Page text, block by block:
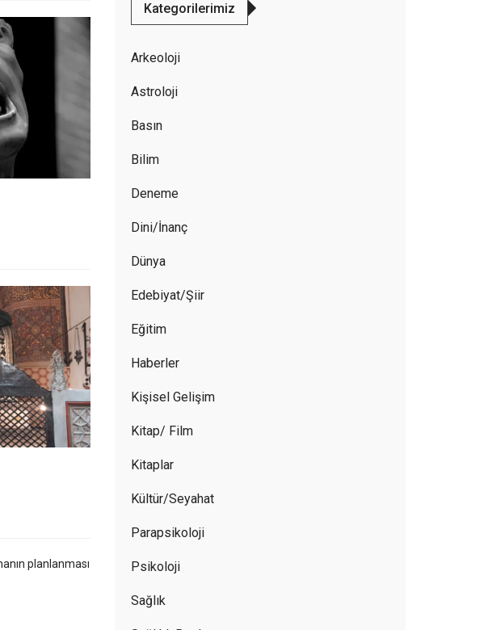
Kategorilerimiz
Arkeoloji
Astroloji
Basın
Bilim
Deneme
Dini/İnanç
Dünya
Edebiyat/Şiir
Eğitim
Haberler
Kişisel Gelişim
Kitap/ Film
Kitaplar
Kültür/Seyahat
Parapsikoloji
Psikoloji
Sağlık